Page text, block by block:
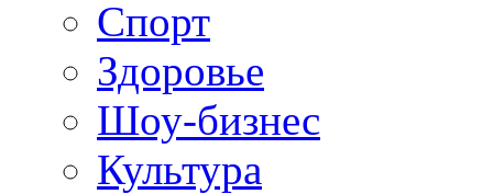
Спорт
Здоровье
Шоу-бизнес
Культура